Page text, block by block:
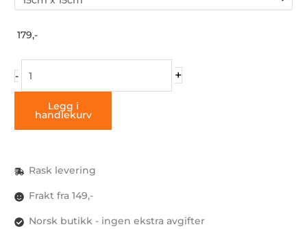
179,-
-
Camp
Repeat
(klistremerke)
+
Legg i
handlekurv
Rask levering
Frakt fra 149,-
Norsk butikk - ingen ekstra avgifter